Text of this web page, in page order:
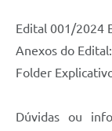
Radar da
Listagem de
Edital 001/2024
Anexos do Edital:
Folder
Dúvidas ou